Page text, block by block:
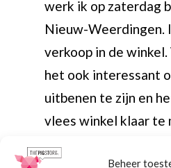
Beheer
werk ik op zaterdag
Nieuw-Weerdingen.
verkoop in de
het ook interessant
uitbenen te zijn en
vlees winkel klaar te